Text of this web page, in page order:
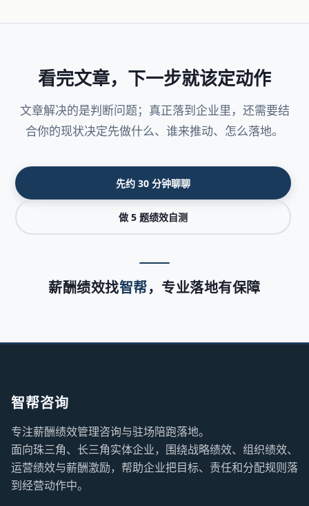
看完文章，下一步就该定动作
文章解决的是判断问题；真正落到企业里，还需要结
合你的现状决定先做什么、谁来推动、怎么落地。
先约 30 分钟聊聊
做 5 题绩效自测
薪酬绩效找智帮，专业落地有保障
智帮咨询
专注薪酬绩效管理咨询与驻场陪跑落地。
面向珠三角、长三角实体企业，围绕战略绩效、组织绩效、
运营绩效与薪酬激励，帮助企业把目标、责任和分配规则落
到经营动作中。